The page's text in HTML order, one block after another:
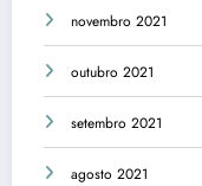
novembro 2021
outubro 2021
setembro 2021
agosto 2021